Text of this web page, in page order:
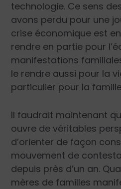
technologie. Ce sens
avons perdu pour une
crise économique est
rendre en partie pour
manifestations
le rendre aussi pour la
particulier pour la
Il faudrait maintenant
ouvre de véritables
d’orienter de façon
mouvement de
depuis près d’un an.
mères de familles